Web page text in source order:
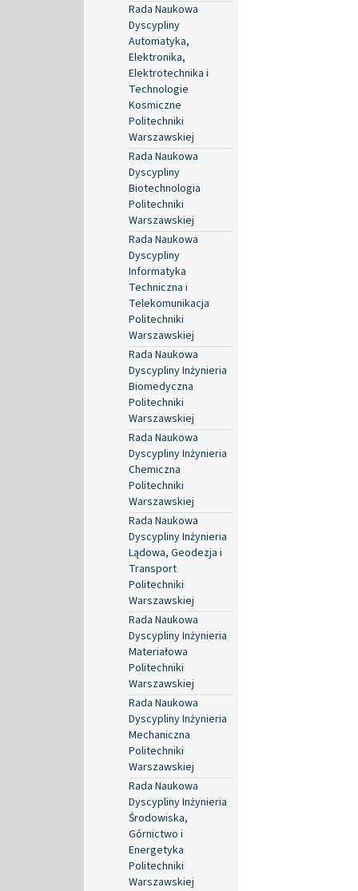
Rada Naukowa
Dyscypliny
Automatyka,
Elektronika,
Elektrotechnika i
Technologie
Kosmiczne
Politechniki
Warszawskiej
Rada Naukowa
Dyscypliny
Biotechnologia
Politechniki
Warszawskiej
Rada Naukowa
Dyscypliny
Informatyka
Techniczna i
Telekomunikacja
Politechniki
Warszawskiej
Rada Naukowa
Dyscypliny Inżynieria
Biomedyczna
Politechniki
Warszawskiej
Rada Naukowa
Dyscypliny Inżynieria
Chemiczna
Politechniki
Warszawskiej
Rada Naukowa
Dyscypliny Inżynieria
Lądowa, Geodezja i
Transport
Politechniki
Warszawskiej
Rada Naukowa
Dyscypliny Inżynieria
Materiałowa
Politechniki
Warszawskiej
Rada Naukowa
Dyscypliny Inżynieria
Mechaniczna
Politechniki
Warszawskiej
Rada Naukowa
Dyscypliny Inżynieria
Środowiska,
Górnictwo i
Energetyka
Politechniki
Warszawskiej